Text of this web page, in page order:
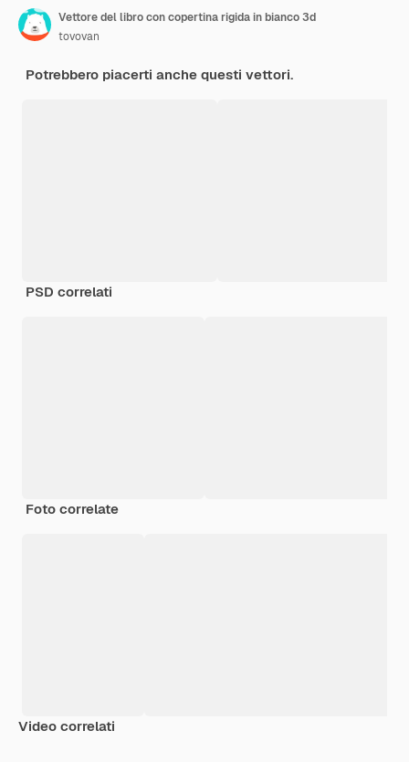
Vettore del libro con copertina rigida in bianco 3d
tovovan
Potrebbero piacerti anche questi vettori.
PSD correlati
Foto correlate
Video correlati